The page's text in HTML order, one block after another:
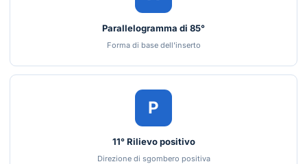
Parallelogramma di 85°
Forma di base dell'inserto
P
11° Rilievo positivo
Direzione di sgombero positiva